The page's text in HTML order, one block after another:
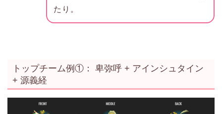
たり。
トップチーム例①： 卑弥呼 + アインシュタイン
+ 源義経